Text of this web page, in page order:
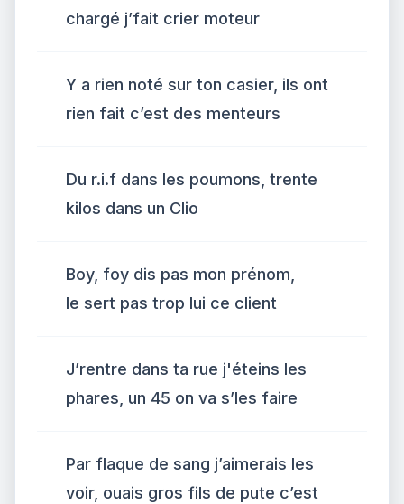
chargé j’fait crier moteur
Y a rien noté sur ton casier, ils ont
rien fait c’est des menteurs
Du r.i.f dans les poumons, trente
kilos dans un Clio
Boy, foy dis pas mon prénom,
le sert pas trop lui ce client
J’rentre dans ta rue j'éteins les
phares, un 45 on va s’les faire
Par flaque de sang j’aimerais les
voir, ouais gros fils de pute c’est